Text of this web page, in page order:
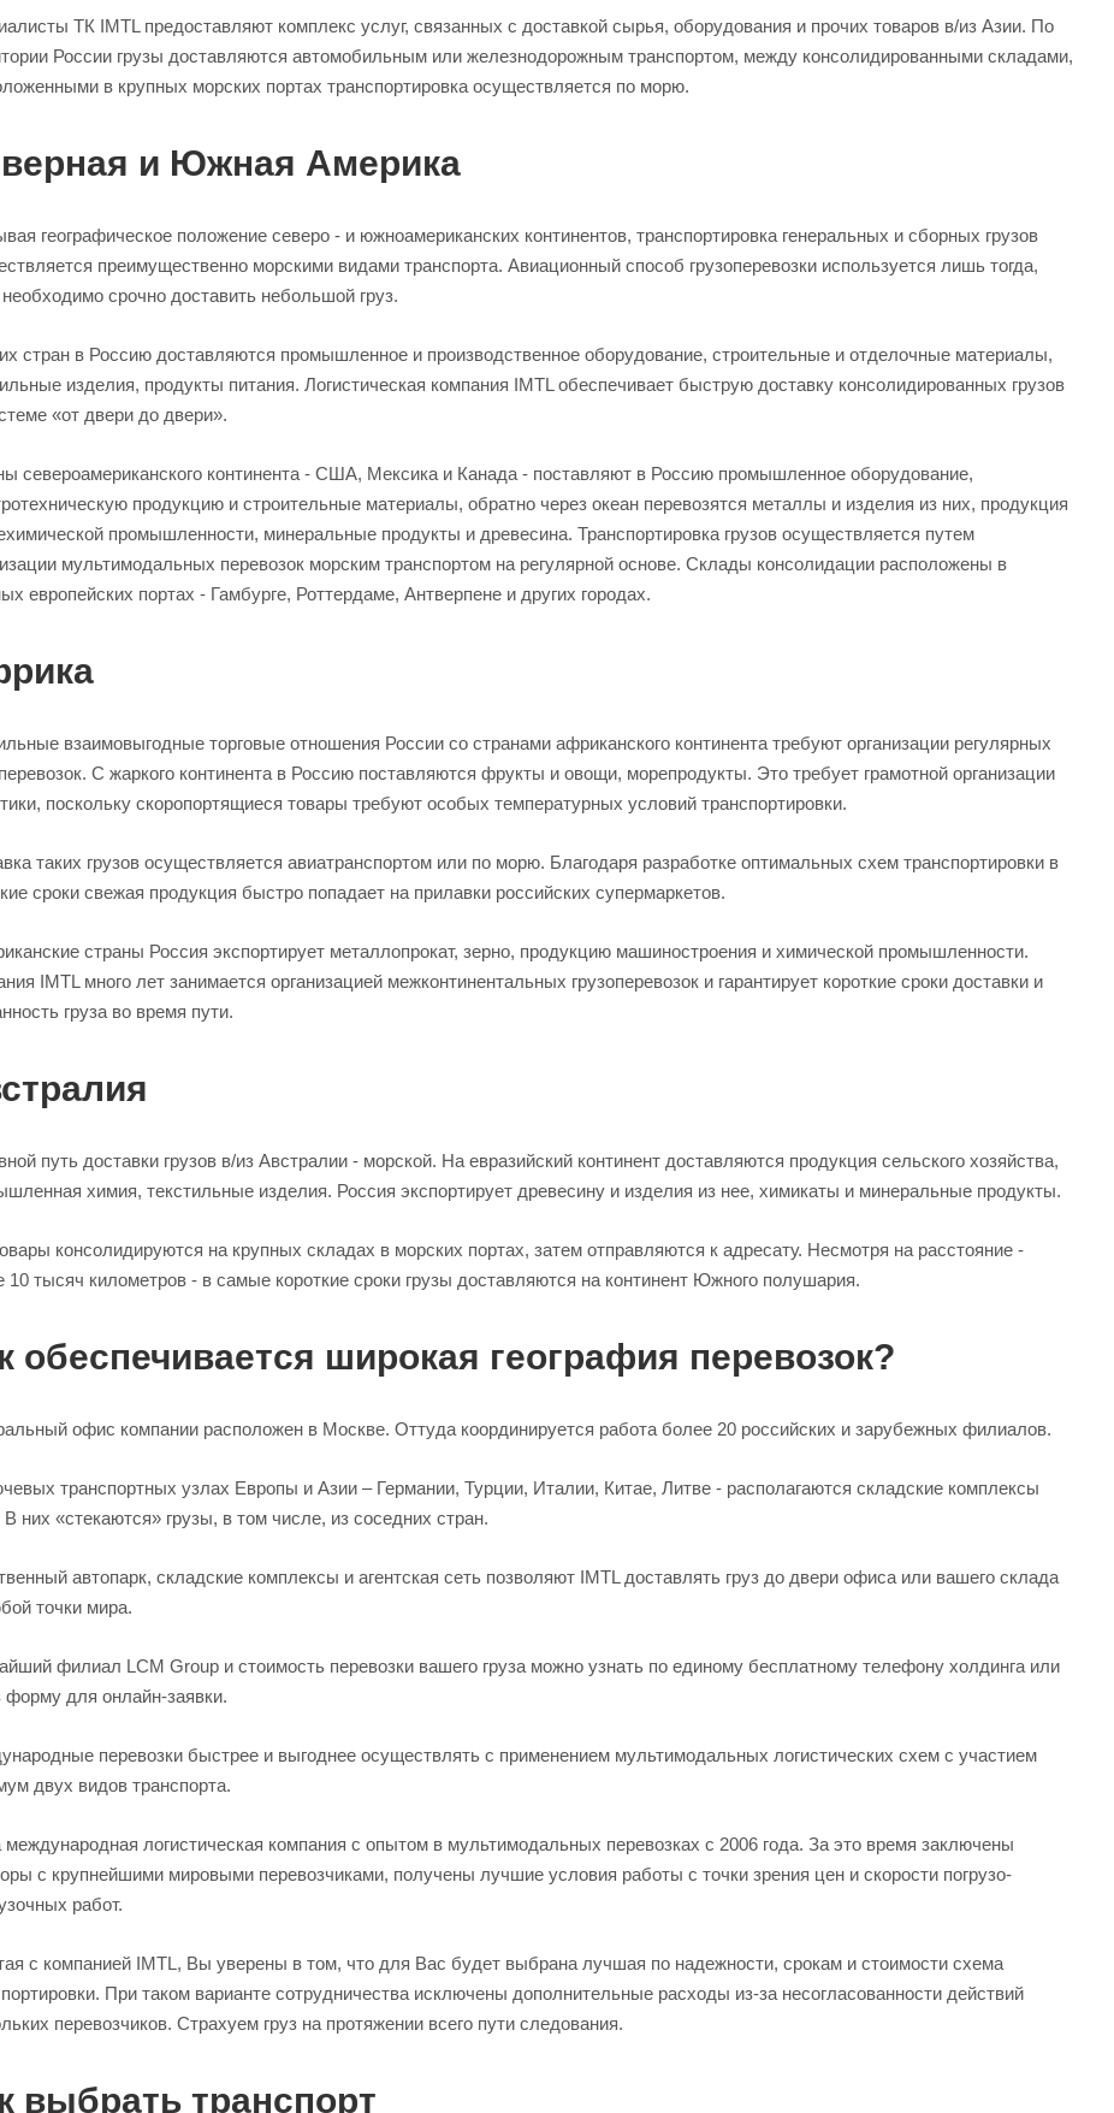
ТК IMTL предоставляют комплекс услуг, связанных с доставкой сырья, оборудования и прочих товаров в/из Азии. По
России грузы доставляются автомобильным или железнодорожным транспортом, между консолидированными складами,
в крупных морских портах транспортировка осуществляется по морю.
и Южная Америка
географическое положение северо - и южноамериканских континентов, транспортировка генеральных и сборных грузов
преимущественно морскими видами транспорта. Авиационный способ грузоперевозки используется лишь тогда,
необходимо срочно доставить небольшой груз.
стран в Россию доставляются промышленное и производственное оборудование, строительные и отделочные материалы,
изделия, продукты питания. Логистическая компания IMTL обеспечивает быструю доставку консолидированных грузов
«от двери до двери».
североамериканского континента - США, Мексика и Канада - поставляют в Россию промышленное оборудование,
продукцию и строительные материалы, обратно через океан перевозятся металлы и изделия из них, продукция
промышленности, минеральные продукты и древесина. Транспортировка грузов осуществляется путем
мультимодальных перевозок морским транспортом на регулярной основе. Склады консолидации расположены в
европейских портах - Гамбурге, Роттердаме, Антверпене и других городах.
взаимовыгодные торговые отношения России со странами африканского континента требуют организации регулярных
С жаркого континента в Россию поставляются фрукты и овощи, морепродукты. Это требует грамотной организации
поскольку скоропортящиеся товары требуют особых температурных условий транспортировки.
таких грузов осуществляется авиатранспортом или по морю. Благодаря разработке оптимальных схем транспортировки в
сроки свежая продукция быстро попадает на прилавки российских супермаркетов.
страны Россия экспортирует металлопрокат, зерно, продукцию машиностроения и химической промышленности.
IMTL много лет занимается организацией межконтинентальных грузоперевозок и гарантирует короткие сроки доставки и
груза во время пути.
путь доставки грузов в/из Австралии - морской. На евразийский континент доставляются продукция сельского хозяйства,
химия, текстильные изделия. Россия экспортирует древесину и изделия из нее, химикаты и минеральные продукты.
консолидируются на крупных складах в морских портах, затем отправляются к адресату. Несмотря на расстояние -
10 тысяч километров - в самые короткие сроки грузы доставляются на континент Южного полушария.
обеспечивается широкая география перевозок?
офис компании расположен в Москве. Оттуда координируется работа более 20 российских и зарубежных филиалов.
транспортных узлах Европы и Азии – Германии, Турции, Италии, Китае, Литве - располагаются складские комплексы
В них «стекаются» грузы, в том числе, из соседних стран.
автопарк, складские комплексы и агентская сеть позволяют IMTL доставлять груз до двери офиса или вашего склада
точки мира.
филиал LCM Group и стоимость перевозки вашего груза можно узнать по единому бесплатному телефону холдинга или
форму для онлайн-заявки.
перевозки быстрее и выгоднее осуществлять с применением мультимодальных логистических схем с участием
двух видов транспорта.
логистическая компания с опытом в мультимодальных перевозках с 2006 года. За это время заключены
с крупнейшими мировыми перевозчиками, получены лучшие условия работы с точки зрения цен и скорости погрузо-
работ.
с компанией IMTL, Вы уверены в том, что для Вас будет выбрана лучшая по надежности, срокам и стоимости схема
При таком варианте сотрудничества исключены дополнительные расходы из-за несогласованности действий
перевозчиков. Страхуем груз на протяжении всего пути следования.
выбрать транспорт